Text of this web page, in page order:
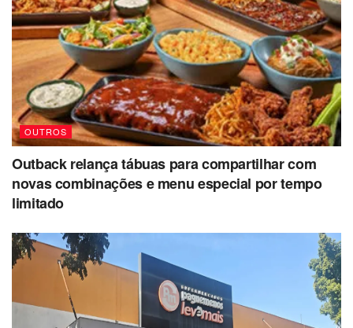
OUTROS
Outback relança tábuas para compartilhar com
novas combinações e menu especial por tempo
limitado